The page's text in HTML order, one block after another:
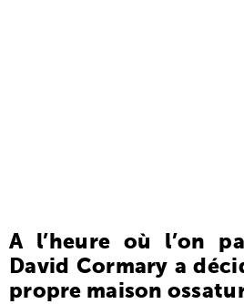
A l’heure où l’on
David Cormary a
propre maison